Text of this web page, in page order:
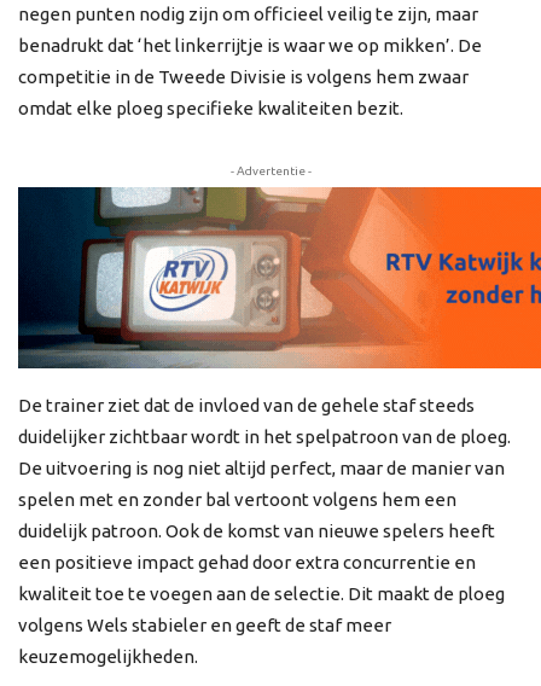
negen punten nodig zijn om officieel veilig te zijn, maar
benadrukt dat ‘het linkerrijtje is waar we op mikken’. De
competitie in de Tweede Divisie is volgens hem zwaar
omdat elke ploeg specifieke kwaliteiten bezit.
- Advertentie -
De trainer ziet dat de invloed van de gehele staf steeds
duidelijker zichtbaar wordt in het spelpatroon van de ploeg.
De uitvoering is nog niet altijd perfect, maar de manier van
spelen met en zonder bal vertoont volgens hem een
duidelijk patroon. Ook de komst van nieuwe spelers heeft
een positieve impact gehad door extra concurrentie en
kwaliteit toe te voegen aan de selectie. Dit maakt de ploeg
volgens Wels stabieler en geeft de staf meer
keuzemogelijkheden.